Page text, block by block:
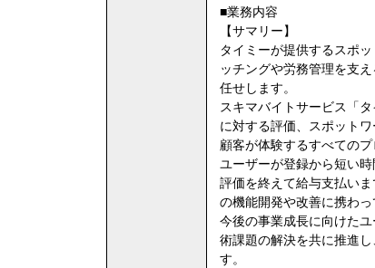
■業務内容
【サマリー】
タイミーが提供するスポ
ッチングや労務管理を支
任せします。
スキマバイトサービス「
に対する評価、スポット
顧客が体験するすべての
ユーザーが登録から短い
評価を終えて給与支払い
の機能開発や改善に携わっ
今後の事業成長に向けた
術課題の解決を共に推進
す。